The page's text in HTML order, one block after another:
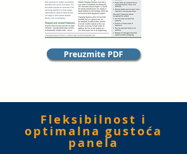
Preuzmite PDF
Fleksibilnost i
optimalna gustoća
panela